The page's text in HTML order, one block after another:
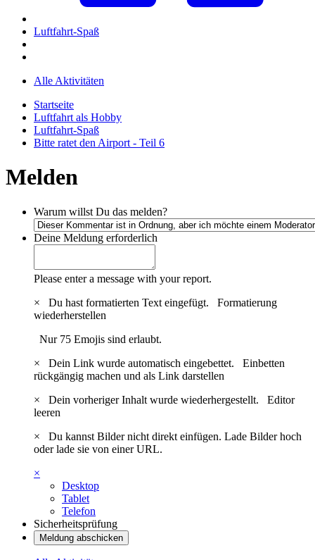
Luftfahrt-Spaß
Alle Aktivitäten
Startseite
Luftfahrt als Hobby
Luftfahrt-Spaß
Bitte ratet den Airport - Teil 6
Melden
Warum willst Du das melden?
Deine Meldung erforderlich
Please enter a message with your report.
×
Du hast formatierten Text eingefügt. Formatierung
wiederherstellen
Nur 75 Emojis sind erlaubt.
×
Dein Link wurde automatisch eingebettet. Einbetten
rückgängig machen und als Link darstellen
×
Dein vorheriger Inhalt wurde wiederhergestellt. Editor
leeren
×
Du kannst Bilder nicht direkt einfügen. Lade Bilder hoch
oder lade sie von einer URL.
×
Desktop
Tablet
Telefon
Sicherheitsprüfung
Meldung abschicken